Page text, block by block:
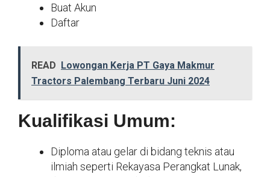
Buat Akun
Daftar
READ
Lowongan Kerja PT Gaya Makmur
Tractors Palembang Terbaru Juni 2024
Kualifikasi Umum:
Diploma atau gelar di bidang teknis atau
ilmiah seperti Rekayasa Perangkat Lunak,